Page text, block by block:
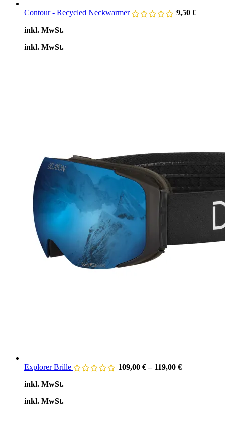
Contour - Recycled Neckwarmer 9,50 €
inkl. MwSt.
inkl. MwSt.
Explorer Brille 109,00 €– 119,00 €
inkl. MwSt.
inkl. MwSt.